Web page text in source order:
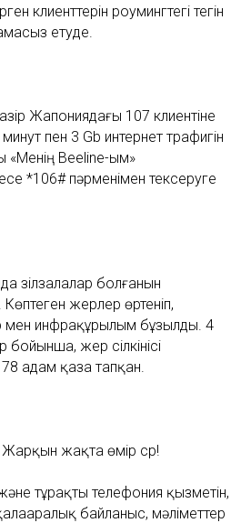
клиенттерін роумингтегі тегін
етуде.
Жапониядағы 107 клиентіне
пен 3 Gb интернет трафигін
Beeline-ым»
*106# пәрменімен тексеруге
зілзалалар болғанын
Көптеген жерлер өртеніп,
мен инфрақұрылым бұзылды. 4
бойынша, жер сілкінісі
адам қаза тапқан.
жақта өмір сүр!
тұрақты телефония қызметін,
байланыс, мәліметтер